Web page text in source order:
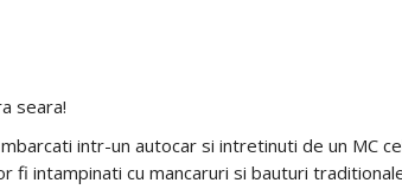
seara!
intr-un autocar si intretinuti de un MC
fi intampinati cu mancaruri si bauturi